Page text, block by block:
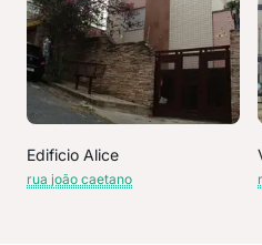
Edificio Alice
rua joão caetano